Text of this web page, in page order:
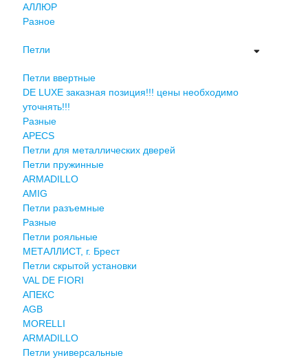
АЛЛЮР
Разное
Петли
Петли ввертные
DE LUXE заказная позиция!!! цены необходимо
уточнять!!!
Разные
APECS
Петли для металлических дверей
Петли пружинные
ARMADILLO
AMIG
Петли разъемные
Разные
Петли рояльные
МЕТАЛЛИСТ, г. Брест
Петли скрытой установки
VAL DE FIORI
АПЕКС
AGB
MORELLI
ARMADILLO
Петли универсальные